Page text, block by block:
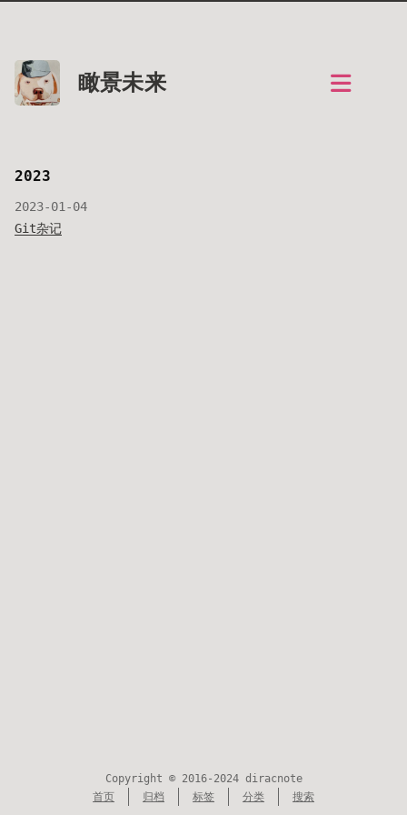
瞰景未来
2023
2023-01-04
Git杂记
Copyright © 2016-2024 diracnote
首页
归档 标签 分类 搜索